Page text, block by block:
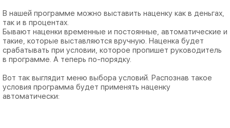
В нашей программе можно выставить наценку как в деньгах,
так и в процентах.
Бывают наценки временные и постоянные, автоматические и
такие, которые выставляются вручную. Наценка будет
срабатывать при условии, которое пропишет руководитель
в программе. А теперь по-порядку.
Вот так выглядит меню выбора условий. Распознав такое
условия программа будет применять наценку
автоматически: